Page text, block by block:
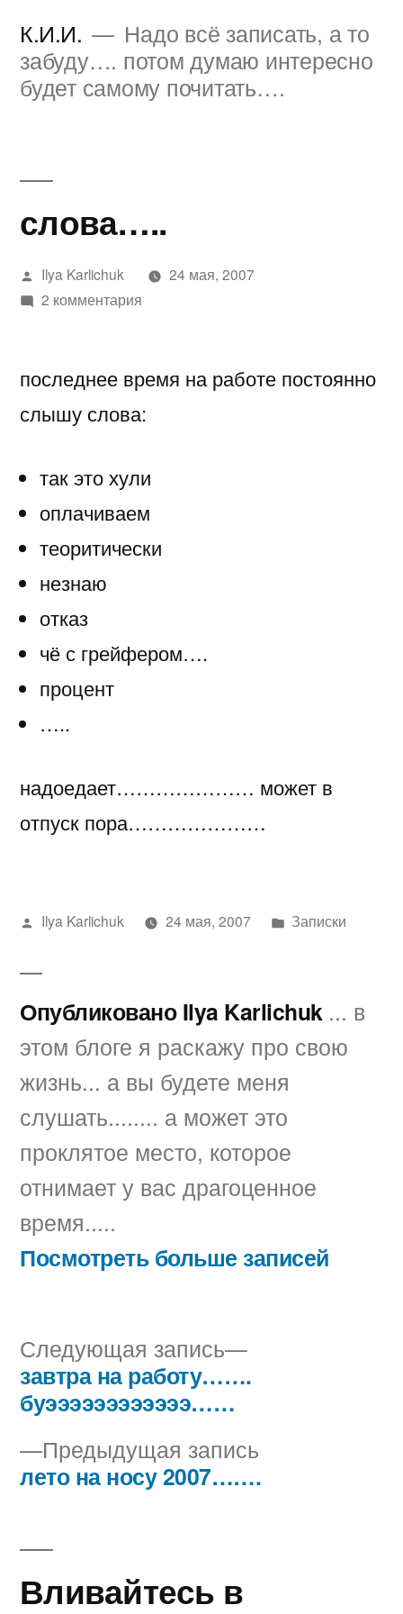
содержимому
К.И.И.
Надо всё записать, а то
забуду…. потом думаю интересно
будет самому почитать….
слова…..
Написано
автором
Ilya Karlichuk
24 мая, 2007
2 комментарияк
последнее время на работе постоянно
слышу слова:
так это хули
оплачиваем
теоритически
незнаю
отказ
чё с грейфером….
процент
…..
надоедает………………… может в
отпуск пора…………………
Написано
Ilya Karlichuk 24 мая, 2007
Написано
Записки
Опубликовано Ilya Karlichuk ... в
этом блоге я раскажу про свою
жизнь... а вы будете меня
слушать........ а может это
проклятое место, которое
отнимает у вас драгоценное
время.....
Посмотреть больше записей
Навигация
записям
Предыдущая запись
запись:
лето на носу 2007…….
Следующая запись
Следующая
запись:
завтра на работу…….
буээээээээээээ……
Вливайтесь в